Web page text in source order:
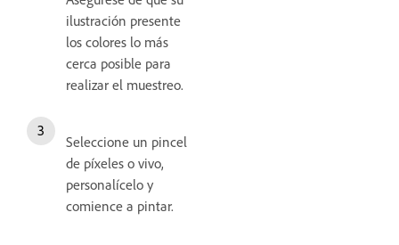
ilustración presente
los colores lo más
cerca posible para
realizar el muestreo.
Seleccione un pincel
de píxeles o vivo,
personalícelo y
comience a pintar.